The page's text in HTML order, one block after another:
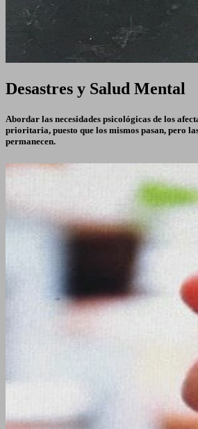
Desastres y Salud Mental
Abordar las necesidades psicológicas de los
prioritaria, puesto que los mismos pasan, pero
permanecen.